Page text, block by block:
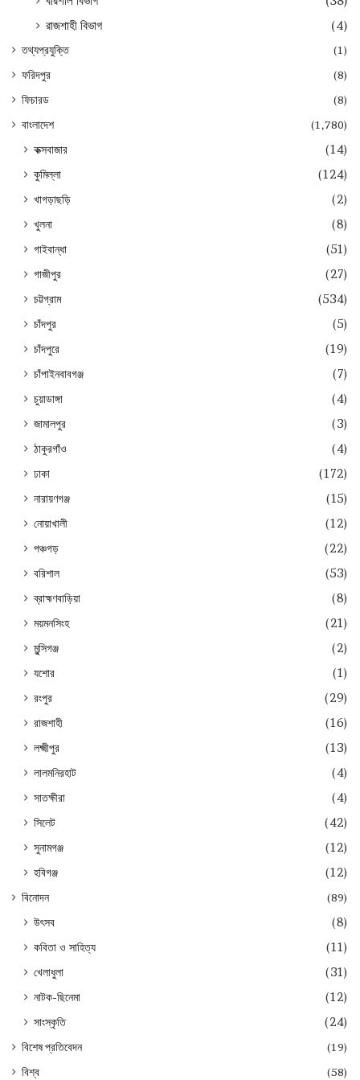
রাজশাহী বিভাগ
(4)
তথ্যপ্রযুক্তি
(1)
ফরিদপুর
(8)
ফিচারড
(8)
বাংলাদেশ
(1,780)
কক্সবাজার
(14)
কুমিল্লা
(124)
খাগড়াছড়ি
(2)
খুলনা
(8)
গাইবান্ধা
(51)
গাজীপুর
(27)
চট্টগ্রাম
(534)
চাঁদপুর
(5)
চাঁদপুরে
(19)
চাঁপাইনবাবগঞ্জ
(7)
চুয়াডাঙ্গা
(4)
জামালপুর
(3)
ঠাকুরগাঁও
(4)
ঢাকা
(172)
নারায়ণগঞ্জ
(15)
নোয়াখালী
(12)
পঞ্চগড়
(22)
বরিশাল
(53)
ব্রাহ্মণবাড়িয়া
(8)
ময়মনসিংহ
(21)
মুন্সিগঞ্জ
(2)
যশোর
(1)
রংপুর
(29)
রাজশাহী
(16)
লক্ষ্মীপুর
(13)
লালমনিরহাট
(4)
সাতক্ষীরা
(4)
সিলেট
(42)
সুনামগঞ্জ
(12)
হবিগঞ্জ
(12)
বিনোদন (89)
উৎসব
(8)
কবিতা ও সাহিত্য
(11)
খেলাধুলা
(31)
নাটক-ছিনেমা
(12)
সাংস্কৃতি
(24)
বিশেষ প্রতিবেদন
(19)
বিশ্ব
(58)